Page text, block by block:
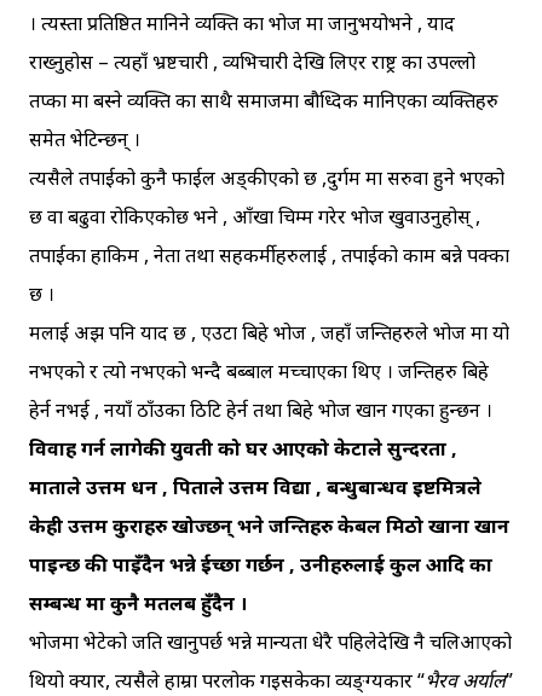
। त्यस्ता प्रतिष्ठित मानिने व्यक्ति का भोज मा जानुभयोभने , याद
राख्नुहोस – त्यहाँ भ्रष्टचारी , व्यभिचारी देखि लिएर राष्ट्र का उपल्लो
तप्का मा बस्ने व्यक्ति का साथै समाजमा बौध्दिक मानिएका व्यक्तिहरु
समेत भेटिन्छन् ।
त्यसैले तपाईको कुनै फाईल अड्कीएको छ ,दुर्गम मा सरुवा हुने भएको
छ वा बढुवा रोकिएकोछ भने , आँखा चिम्म गरेर भोज खुवाउनुहोस् ,
तपाईका हाकिम , नेता तथा सहकर्मीहरुलाई , तपाईको काम बन्ने पक्का
छ ।
मलाई अझ पनि याद छ , एउटा बिहे भोज , जहाँ जन्तिहरुले भोज मा यो
नभएको र त्यो नभएको भन्दै बब्बाल मच्चाएका थिए । जन्तिहरु बिहे
हेर्न नभई , नयाँ ठाँउका ठिटि हेर्न तथा बिहे भोज खान गएका हुन्छन ।
विवाह गर्न लागेकी युवती को घर आएको केटाले सुन्दरता ,
माताले उत्तम धन , पिताले उत्तम विद्या , बन्धुबान्धव इष्टमित्रले
केही उत्तम कुराहरु खोज्छन् भने जन्तिहरु केबल मिठो खाना खान
पाइन्छ की पाइँदैन भन्ने ईच्छा गर्छन , उनीहरुलाई कुल आदि का
सम्बन्ध मा कुनै मतलब हुँदैन ।
भोजमा भेटेको जति खानुपर्छ भन्ने मान्यता धेरै पहिलेदेखि नै चलिआएको
थियो क्यार, त्यसैले हाम्रा परलोक गइसकेका व्यङ्ग्यकार “भैरव अर्याल”